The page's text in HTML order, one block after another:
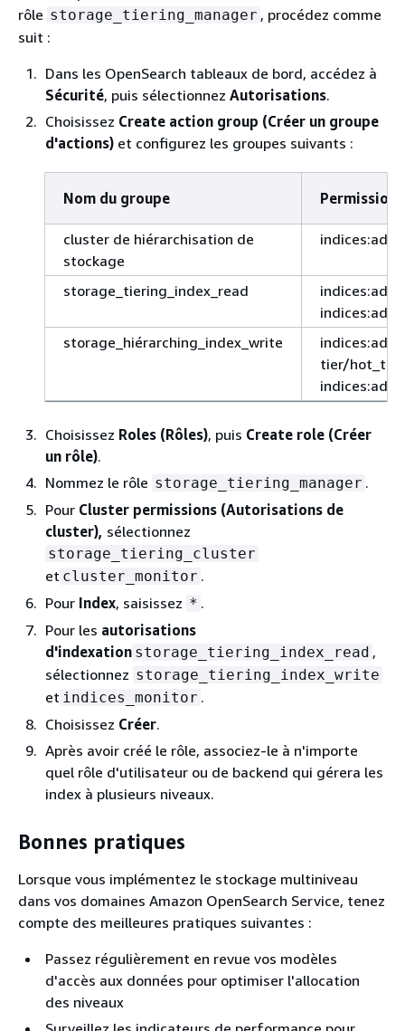
rôle storage_tiering_manager , procédez comme
suit :
Dans les OpenSearch tableaux de bord, accédez à
Sécurité, puis sélectionnez Autorisations.
Choisissez Create action group (Créer un groupe
d'actions) et configurez les groupes suivants :
Nom du groupe Permissions
cluster de hiérarchisation de
stockage
storage_tiering_index_read
storage_hiérarching_index_write
tier/
Choisissez Roles (Rôles), puis Create role (Créer
un rôle).
Nommez le rôle storage_tiering_manager .
Pour Cluster permissions (Autorisations de
cluster), sélectionnez
storage_tiering_cluster
et cluster_monitor .
Pour Index, saisissez * .
Pour les autorisations
d'indexation storage_tiering_index_read ,
sélectionnez storage_tiering_index_write
et indices_monitor .
Choisissez Créer.
Après avoir créé le rôle, associez-le à n'importe
quel rôle d'utilisateur ou de backend qui gérera les
index à plusieurs niveaux.
Bonnes pratiques
Lorsque vous implémentez le stockage multiniveau
dans vos domaines Amazon OpenSearch Service, tenez
compte des meilleures pratiques suivantes :
Passez régulièrement en revue vos modèles
d'accès aux données pour optimiser l'allocation
des niveaux